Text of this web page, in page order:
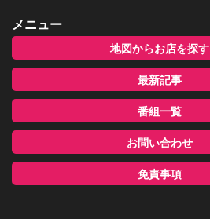
メニュー
地図からお店を探す
最新記事
番組一覧
お問い合わせ
免責事項